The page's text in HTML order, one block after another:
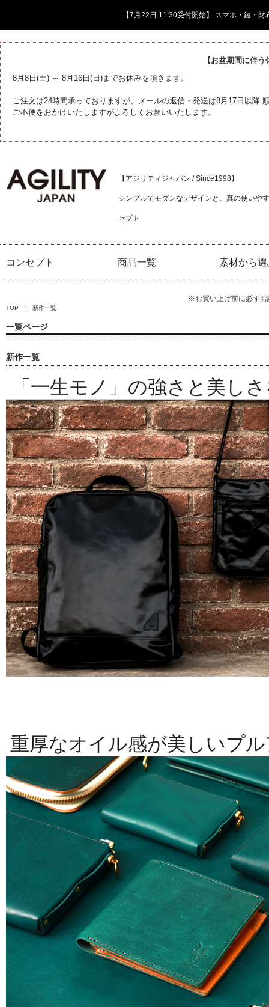
【7月22日 11:30受付開始】 スマホ・鍵・
【お盆期間に伴
8月8日(土) ～ 8月16日(日)までお休みを頂きます。
ご注文は24時間承っておりますが、メールの返信・発送は8月17日以降
ご不便をおかけいたしますがよろしくお願いいたします。
【アジリティジャパン / Since1998】
シンプルでモダンなデザインと、真の使いや
セプト
コンセプト 商品一覧 素材から選
※お買い上げ前に必ず
TOP 新作一覧
一覧ページ
新作一覧
「一生モノ」の強さと美し
重厚なオイル感が美しいプ
すイ